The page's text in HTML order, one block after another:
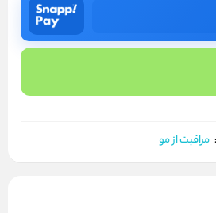
مراقبت از مو